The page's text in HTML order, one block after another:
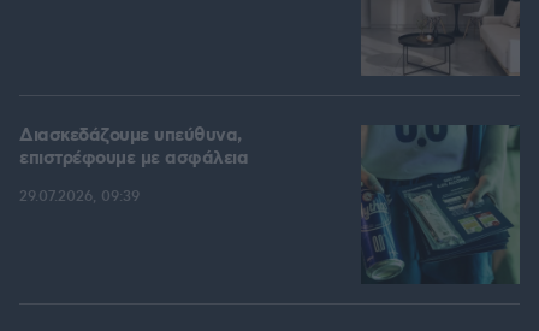
Διασκεδάζουμε υπεύθυνα,
επιστρέφουμε με ασφάλεια
29.07.2026, 09:39